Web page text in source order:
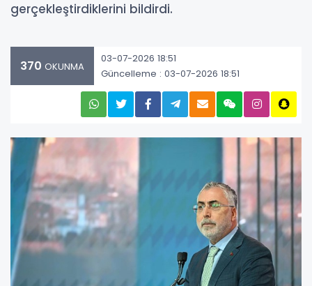
gerçekleştirdiklerini bildirdi.
370 OKUNMA
03-07-2026 18:51
Güncelleme : 03-07-2026 18:51